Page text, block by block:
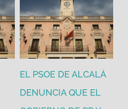
EL PSOE DE ALCALÁ
DENUNCIA QUE EL